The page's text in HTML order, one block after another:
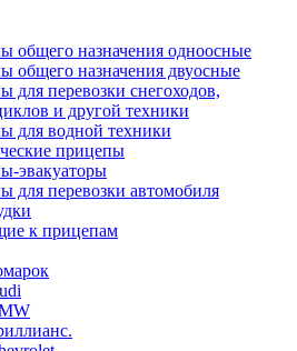
общего назначения одноосные
общего назначения двуосные
для перевозки снегоходов,
и другой техники
для водной техники
прицепы
эвакуаторы
для перевозки автомобиля
к прицепам